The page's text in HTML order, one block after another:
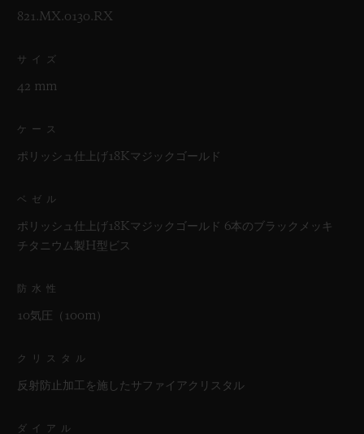
821.MX.0130.RX
サイズ
42 mm
ケース
ポリッシュ仕上げ18Kマジックゴールド
ベゼル
ポリッシュ仕上げ18Kマジックゴールド 6本のブラックメッキ
チタニウム製H型ビス
防水性
10気圧（100m）
クリスタル
反射防止加工を施したサファイアクリスタル
ダイアル